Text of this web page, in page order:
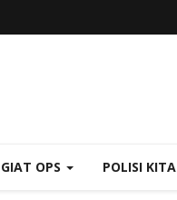
GIAT OPS POLISI KITA